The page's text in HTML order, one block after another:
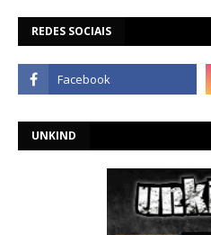
REDES SOCIAIS
UNKIND